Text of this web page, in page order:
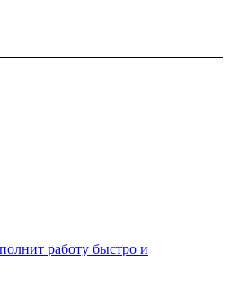
работу быстро и